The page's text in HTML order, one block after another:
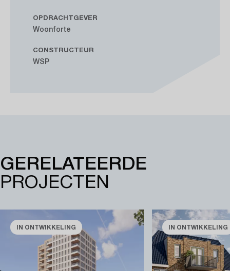
OPDRACHTGEVER
Woonforte
CONSTRUCTEUR
WSP
GERELATEERDE
PROJECTEN
IN ONTWIKKELING IN ONTWIKKELING